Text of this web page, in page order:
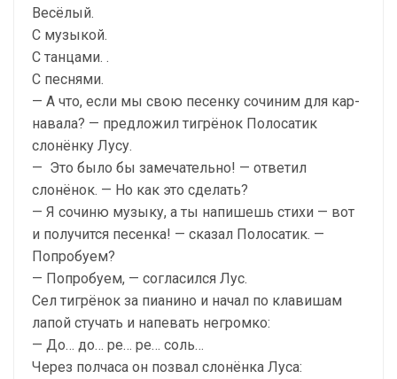
Весёлый.
С музыкой.
С танцами. .
С песнями.
— А что, если мы свою песенку сочиним для кар­
навала? — предложил тигрёнок Полосатик
слонёнку Лусу.
— Это было бы замечательно! — ответил
слонёнок. — Но как это сделать?
— Я сочиню музыку, а ты напишешь стихи — вот
и получится песенка! — сказал Полосатик. —
Попро­буем?
— Попробуем, — согласился Лус.
Сел тигрёнок за пианино и начал по клавишам
ла­пой стучать и напевать негромко:
— До… до… ре… ре… соль…
Через полчаса он позвал слонёнка Луса: